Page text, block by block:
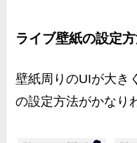
ライブ壁紙の設定
壁紙周りのUIが大き
の設定方法がかなり